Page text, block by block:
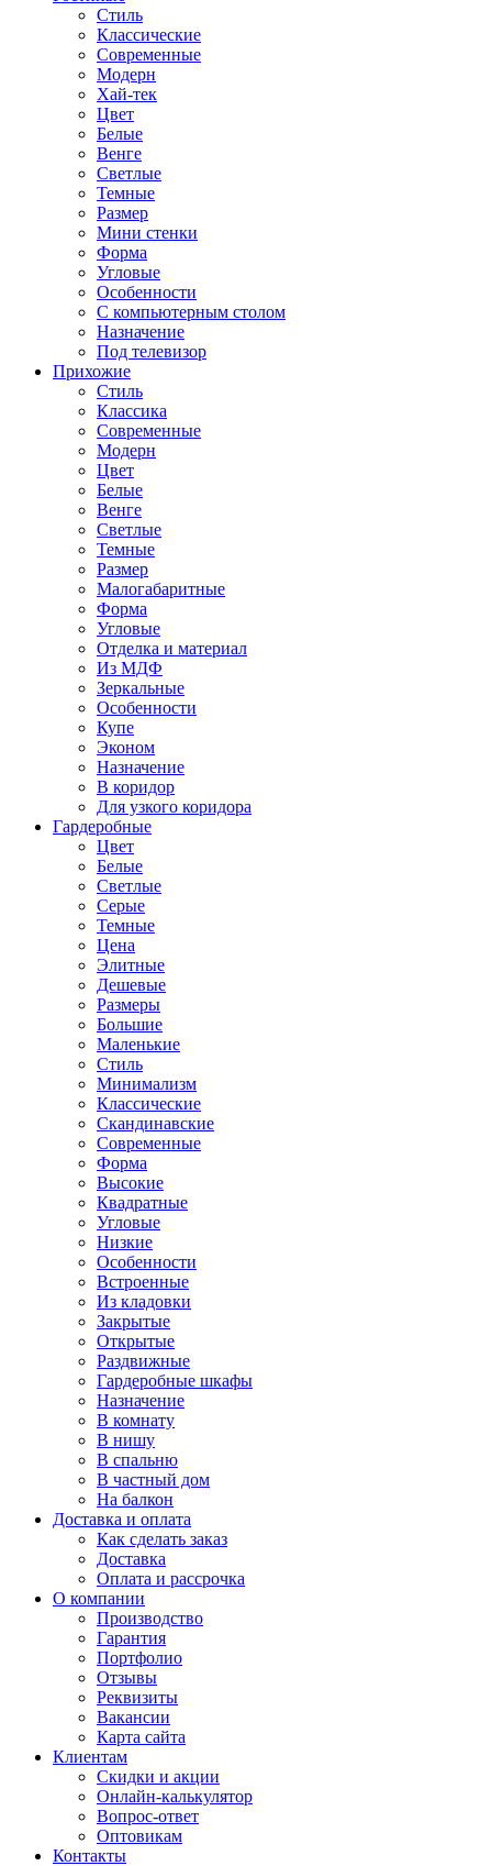
Стиль
Классические
Современные
Модерн
Хай-тек
Цвет
Белые
Венге
Светлые
Темные
Размер
Мини стенки
Форма
Угловые
Особенности
С компьютерным столом
Назначение
Под телевизор
Прихожие
Стиль
Классика
Современные
Модерн
Цвет
Белые
Венге
Светлые
Темные
Размер
Малогабаритные
Форма
Угловые
Отделка и материал
Из МДФ
Зеркальные
Особенности
Купе
Эконом
Назначение
В коридор
Для узкого коридора
Гардеробные
Цвет
Белые
Светлые
Серые
Темные
Цена
Элитные
Дешевые
Размеры
Большие
Маленькие
Стиль
Минимализм
Классические
Скандинавские
Современные
Форма
Высокие
Квадратные
Угловые
Низкие
Особенности
Встроенные
Из кладовки
Закрытые
Открытые
Раздвижные
Гардеробные шкафы
Назначение
В комнату
В нишу
В спальню
В частный дом
На балкон
Доставка и оплата
Как сделать заказ
Доставка
Оплата и рассрочка
О компании
Производство
Гарантия
Портфолио
Отзывы
Реквизиты
Вакансии
Карта сайта
Клиентам
Скидки и акции
Онлайн-калькулятор
Вопрос-ответ
Оптовикам
Контакты